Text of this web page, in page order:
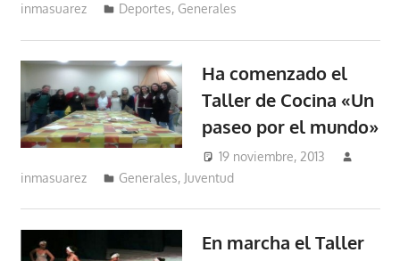
inmasuarez
Deportes, Generales
Ha comenzado el
Taller de Cocina «Un
paseo por el mundo»
19 noviembre, 2013
inmasuarez
Generales, Juventud
En marcha el Taller